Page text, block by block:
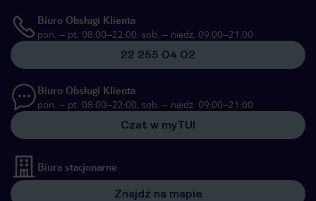
Biuro Obsługi Klienta
pon. – pt. 08:00–22:00, sob. – niedz. 09:00–21:00
22 255 04 02
Biuro Obsługi Klienta
pon. – pt. 08:00–22:00, sob. – niedz. 09:00–21:00
Czat w myTUI
Biura stacjonarne
Znajdź na mapie